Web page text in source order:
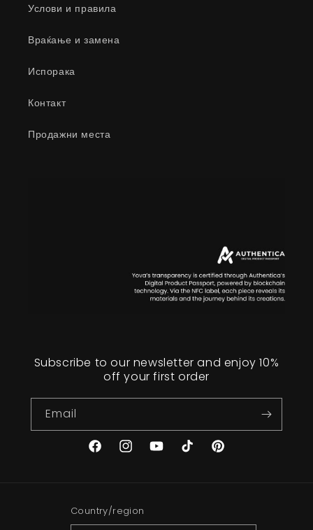
Услови и правила
Враќање и замена
Испорака
Контакт
Продажни места
Subscribe to our newsletter and enjoy 10%
off your first order
Email
FacebookInstagramYouTubeTikTok Pinterest
Country/region